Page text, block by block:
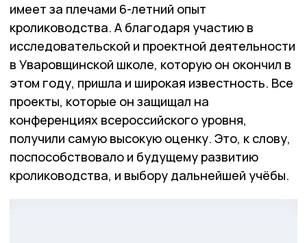
имеет за плечами 6-летний опыт
кролиководства. А благодаря участию в
исследовательской и проектной деятельности
в Уваровщинской школе, которую он окончил в
этом году, пришла и широкая известность. Все
проекты, которые он защищал на
конференциях всероссийского уровня,
получили самую высокую оценку. Это, к слову,
поспособствовало и будущему развитию
кролиководства, и выбору дальнейшей учёбы.